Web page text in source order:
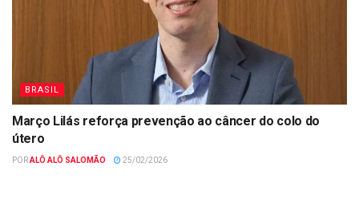
BRASIL
Março Lilás reforça prevenção ao câncer do colo do
útero
PORALÔ ALÔ SALOMÃO 25/02/2026